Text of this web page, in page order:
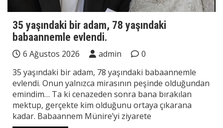
35 yaşındaki bir adam, 78 yaşındaki
babaannemle evlendi.
6 Ağustos 2026 admin
0
35 yaşındaki bir adam, 78 yaşındaki babaannemle
evlendi. Onun yalnızca mirasının peşinde olduğundan
emindim… Ta ki cenazeden sonra bana bırakılan
mektup, gerçekte kim olduğunu ortaya çıkarana
kadar. Babaannem Münire’yi ziyarete